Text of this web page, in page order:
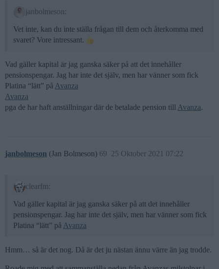
janbolmeson:
Vet inte, kan du inte ställa frågan till dem och återkomma med
svaret? Vore intressant.
Vad gäller kapital är jag ganska säker på att det innehåller
pensionspengar. Jag har inte det själv, men har vänner som fick
Platina “lätt” på Avanza
Avanza
pga de har haft anställningar där de betalade pension till Avanza.
janbolmeson (Jan Bolmeson) 25 Oktober 2021 07:22
69
clearfm:
Vad gäller kapital är jag ganska säker på att det innehåller
pensionspengar. Jag har inte det själv, men har vänner som fick
Platina “lätt” på Avanza
Hmm… så är det nog. Då är det ju nästan ännu värre än jag trodde.